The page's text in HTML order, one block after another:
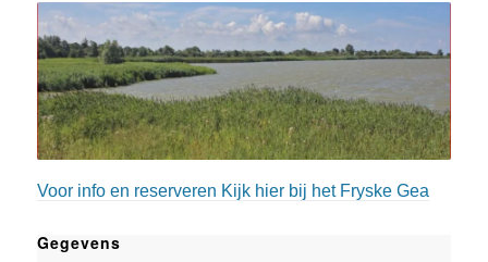
Voor info en reserveren Kijk hier bij het Fryske Gea
Gegevens